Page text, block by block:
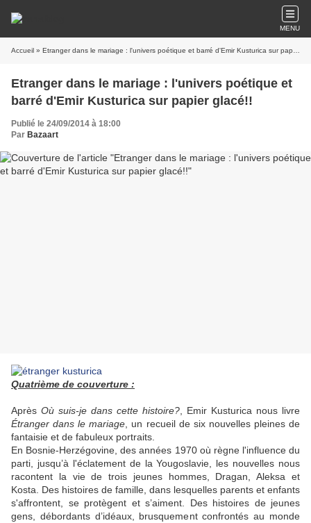
MENU
Accueil » Etranger dans le mariage : l'univers poétique et barré d'Emir Kusturica sur papier glacé!!
Etranger dans le mariage : l'univers poétique et
barré d'Emir Kusturica sur papier glacé!!
Publié le 24/09/2014 à 18:00
Par Bazaart
Quatrième de couverture :
Après Où suis-je dans cette histoire? , Emir Kusturica nous livre
Étranger dans le mariage , un recueil de six nouvelles pleines de
fantaisie et de fabuleux portraits.
En Bosnie-Herzégovine, des années 1970 où règne l'influence du
parti, jusqu’à l'éclatement de la Yougoslavie, les nouvelles nous
racontent la vie de trois jeunes hommes, Dragan, Aleksa et
Kosta. Des histoires de famille, dans lesquelles parents et enfants
s'affrontent, se protègent et s’aiment. Des histoires de jeunes
gens, débordants d’idéaux, brusquement confrontés au monde